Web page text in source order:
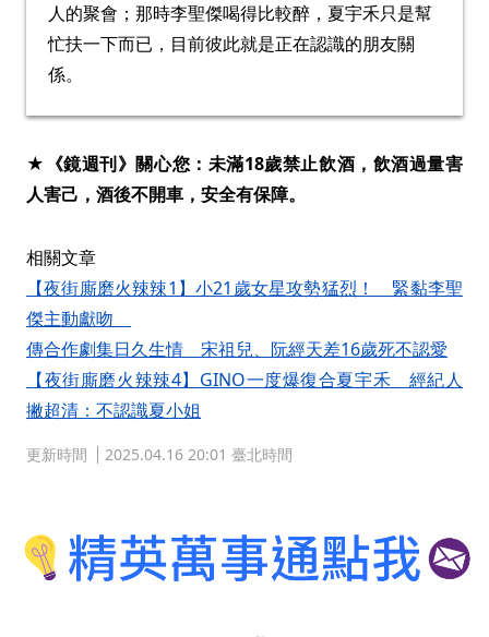
人的聚會；那時李聖傑喝得比較醉，夏宇禾只是幫
忙扶一下而已，目前彼此就是正在認識的朋友關
係。
★《鏡週刊》關心您：未滿18歲禁止飲酒，飲酒過量害
人害己，酒後不開車，安全有保障。
相關文章
【夜街廝磨火辣辣1】小21歲女星攻勢猛烈！ 緊黏李聖
傑主動獻吻
傳合作劇集日久生情 宋祖兒、阮經天差16歲死不認愛
【夜街廝磨火辣辣4】GINO一度爆復合夏宇禾 經紀人
撇超清：不認識夏小姐
更新時間 2025.04.16 20:01 臺北時間